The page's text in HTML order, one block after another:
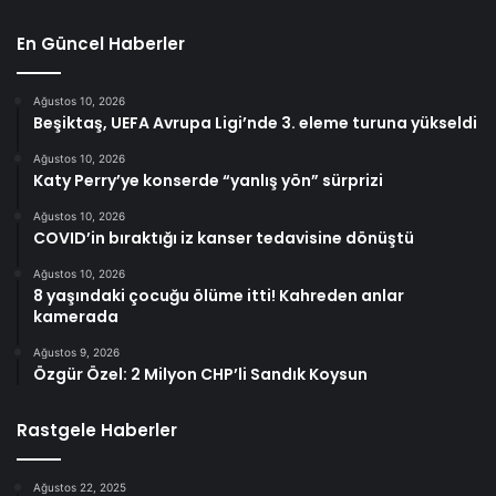
En Güncel Haberler
Ağustos 10, 2026
Beşiktaş, UEFA Avrupa Ligi’nde 3. eleme turuna yükseldi
Ağustos 10, 2026
Katy Perry’ye konserde “yanlış yön” sürprizi
Ağustos 10, 2026
COVID’in bıraktığı iz kanser tedavisine dönüştü
Ağustos 10, 2026
8 yaşındaki çocuğu ölüme itti! Kahreden anlar
kamerada
Ağustos 9, 2026
Özgür Özel: 2 Milyon CHP’li Sandık Koysun
Rastgele Haberler
Ağustos 22, 2025